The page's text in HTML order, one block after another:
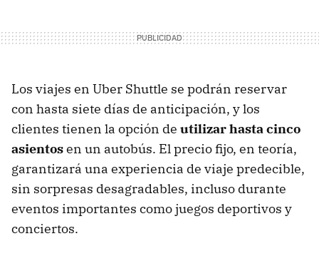
Los viajes en Uber Shuttle se podrán reservar
con hasta siete días de anticipación, y los
clientes tienen la opción de utilizar hasta cinco
asientosen un autobús. El precio fijo, en teoría,
garantizará una experiencia de viaje predecible,
sin sorpresas desagradables, incluso durante
eventos importantes como juegos deportivos y
conciertos.